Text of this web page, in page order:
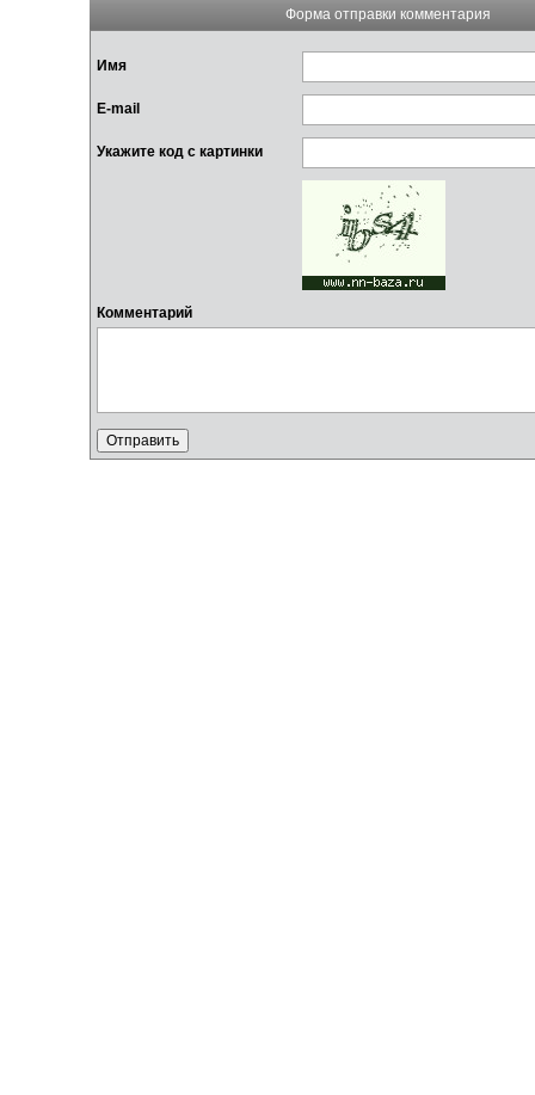
Форма отправки комментария
Имя
E-mail
Укажите код с картинки
Комментарий